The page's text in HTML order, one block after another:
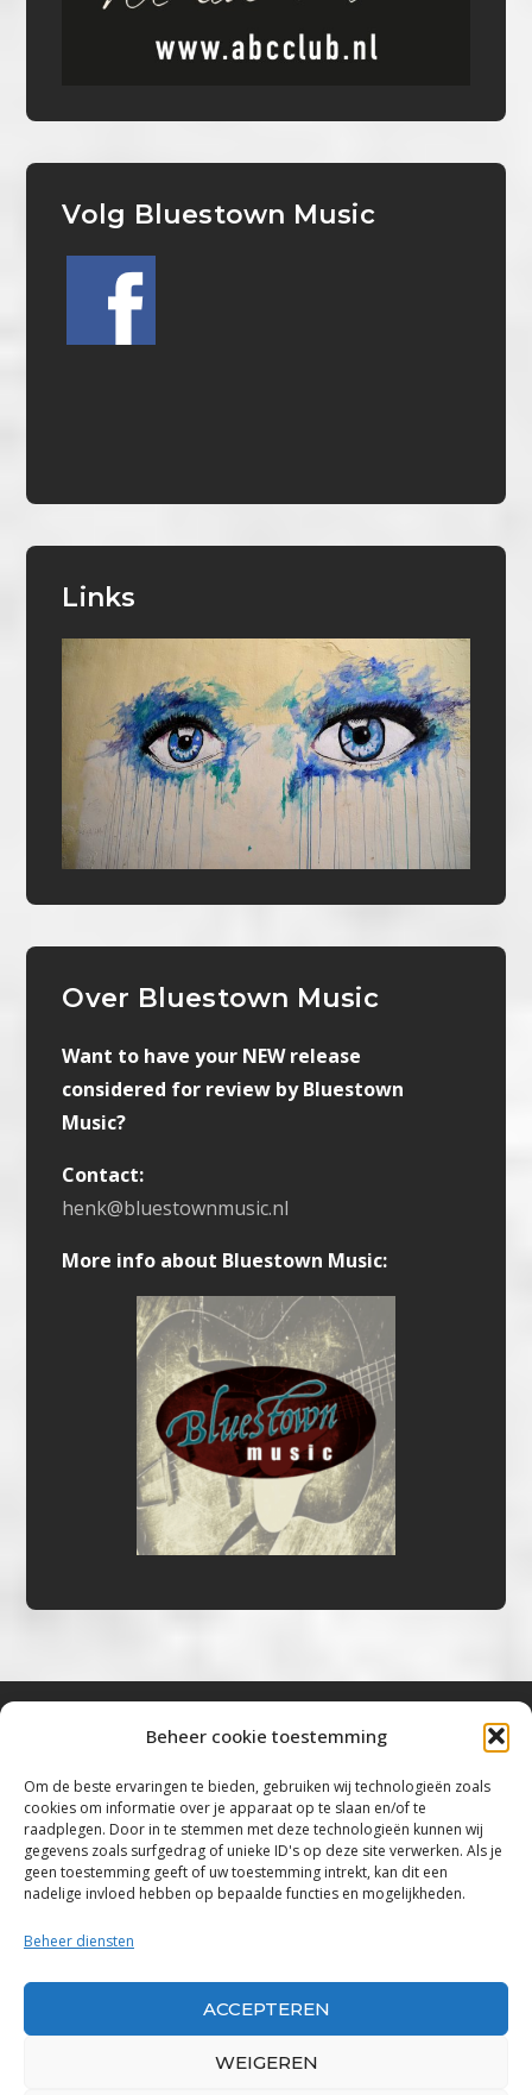
Beheer cookie toestemming
Om de beste ervaringen te bieden, gebruiken wij technologieën zoals
cookies om informatie over je apparaat op te slaan en/of te
raadplegen. Door in te stemmen met deze technologieën kunnen wij
gegevens zoals surfgedrag of unieke ID's op deze site verwerken. Als je
geen toestemming geeft of uw toestemming intrekt, kan dit een
nadelige invloed hebben op bepaalde functies en mogelijkheden.
Beheer diensten
ACCEPTEREN
WEIGEREN
Volg Bluestown Music
Links
Over Bluestown Music
Want to have your NEW release
considered for review by Bluestown
Music?
Contact:
henk@bluestownmusic.nl
More info about Bluestown Music:
“Voor de mooiste Blues, Rock, Roots &
Americana”
Copyright 2019 – 2026 Bluestown Music – All
Powered by Bluestown Music